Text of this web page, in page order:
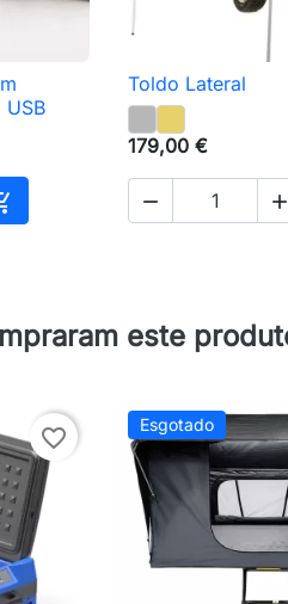
ao carrinho
 Vista
Toldo Lateral
179,00 €
 
este
favorite_border Esgotado